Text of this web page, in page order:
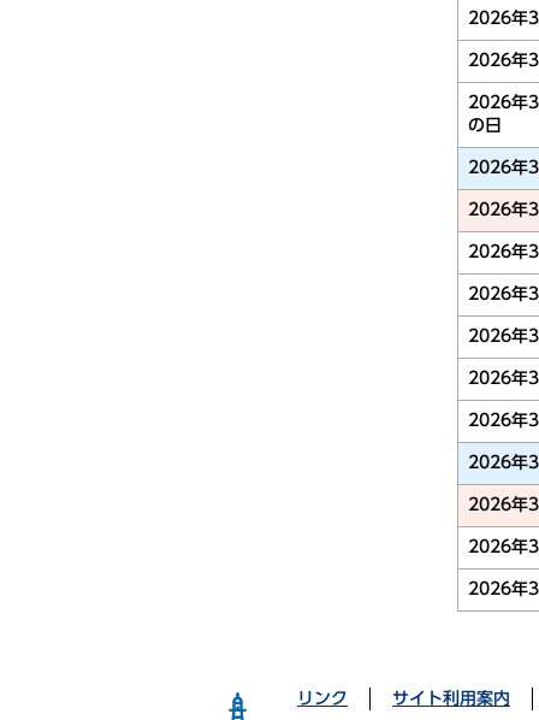
2026年
2026年
2026年
の日
2026年
2026年
2026年
2026年
2026年
2026年
2026年
2026年
2026年
2026年
2026年
リンク サイト利用案内